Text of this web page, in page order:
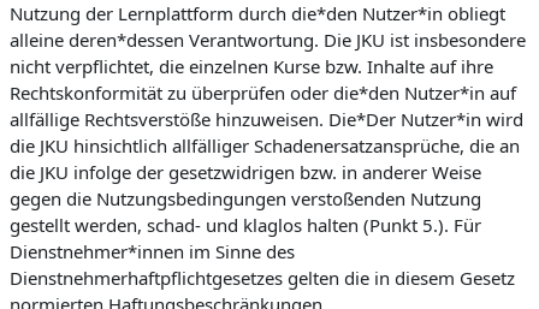
Nutzung der Lernplattform durch die*den Nutzer*in obliegt
alleine deren*dessen Verantwortung. Die JKU ist insbesondere
nicht verpflichtet, die einzelnen Kurse bzw. Inhalte auf ihre
Rechtskonformität zu überprüfen oder die*den Nutzer*in auf
allfällige Rechtsverstöße hinzuweisen. Die*Der Nutzer*in wird
die JKU hinsichtlich allfälliger Schadenersatzansprüche, die an
die JKU infolge der gesetzwidrigen bzw. in anderer Weise
gegen die Nutzungsbedingungen verstoßenden Nutzung
gestellt werden, schad- und klaglos halten (Punkt 5.). Für
Dienstnehmer*innen im Sinne des
Dienstnehmerhaftpflichtgesetzes gelten die in diesem Gesetz
normierten Haftungsbeschränkungen.